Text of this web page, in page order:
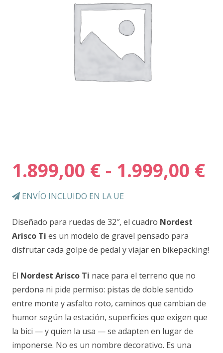
1.899,00 € - 1.999,00 €
ENVÍO INCLUIDO EN LA UE
Diseñado para ruedas de 32″, el cuadro Nordest
Arisco Ti es un modelo de gravel pensado para
disfrutar cada golpe de pedal y viajar en bikepacking!
El Nordest Arisco Ti nace para el terreno que no
perdona ni pide permiso: pistas de doble sentido
entre monte y asfalto roto, caminos que cambian de
humor según la estación, superficies que exigen que
la bici — y quien la usa — se adapten en lugar de
imponerse. No es un nombre decorativo. Es una